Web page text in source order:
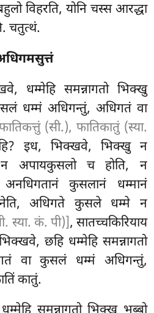
विहरति, योनि चस्स आरद्धा
चतुत्थं.
धम्मेहि समन्नागतो भिक्खु
धम्मं अधिगन्तुं, अधिगतं वा
(सी.), फातिकातुं (स्या.
इध, भिक्खवे, भिक्खु न
अपायकुसलो च होति, न
कुसलानं धम्मानं
अधिगते कुसले धम्मे न
स्या. कं. पी)] , सातच्चकिरियाय
छहि धम्मेहि समन्नागतो
वा कुसलं धम्मं अधिगन्तुं,
कातुं.